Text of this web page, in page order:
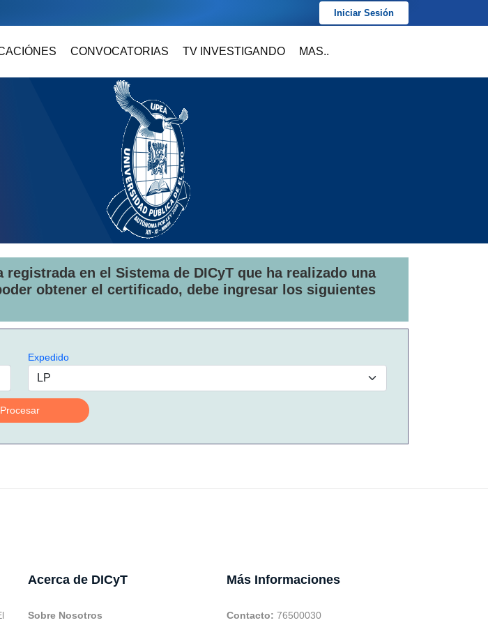
Iniciar Sesión
CONVOCATORIAS TV INVESTIGANDO MAS..
en el Sistema de DICyT que ha realizado una
obtener el certificado, debe ingresar los siguientes
Expedido
Procesar
Acerca de DICyT
Sobre Nosotros
Más Informaciones
Contacto: 76500030